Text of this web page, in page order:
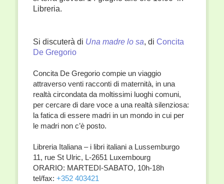
Libreria.
Si discuterà di Una madre lo sa, di Concita
De Gregorio
Concita De Gregorio compie un viaggio
attraverso venti racconti di maternità, in una
realtà circondata da moltissimi luoghi comuni,
per cercare di dare voce a una realtà silenziosa:
la fatica di essere madri in un mondo in cui per
le madri non c’è posto.
Libreria Italiana – i libri italiani a Lussemburgo
11, rue St Ulric, L-2651 Luxembourg
ORARIO: MARTEDI-SABATO, 10h-18h
tel/fax: +352 403421